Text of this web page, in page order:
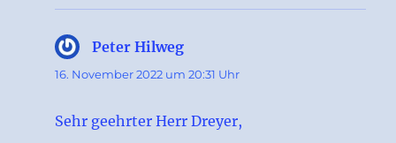
Peter Hilweg
16. November 2022 um 20:31 Uhr
Sehr geehrter Herr Dreyer,